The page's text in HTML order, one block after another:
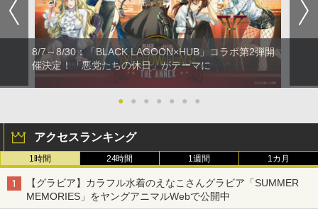
8/7～8/30：「BLACK LAGOON×HUB」コラボ第2弾開
催決定！「悪党たちの休日」がテーマに
● ● ● ● ● ● ●
アクセスランキング
1時間 24時間 1週間 1カ月
【グラビア】カラフル水着のえなこさんグラビア「SUMMER
MEMORIES」をヤングアニマルWebで公開中